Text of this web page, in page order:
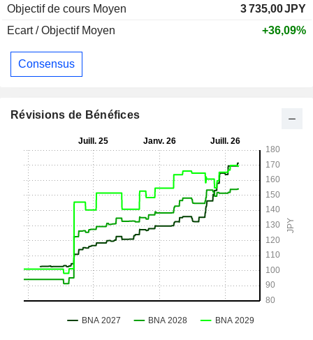
Objectif de cours Moyen
3 735,00JPY
Ecart / Objectif Moyen
+36,09%
Consensus
Révisions de Bénéfices